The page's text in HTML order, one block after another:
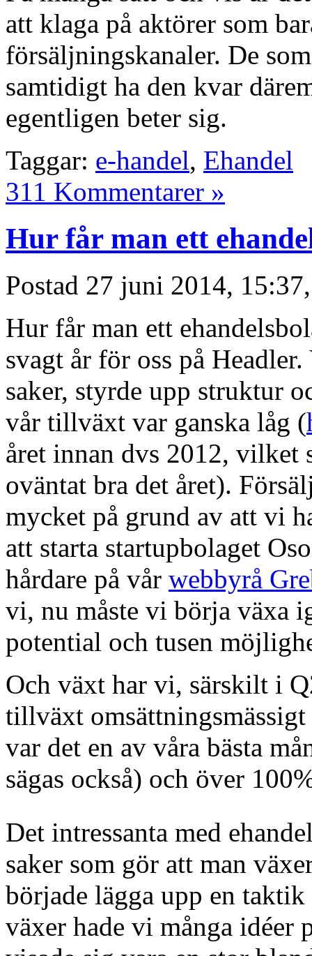
att klaga på aktörer som
försäljningskanaler. De
samtidigt ha den kvar
egentligen beter sig.
Taggar: e-handel, Ehandel
311 Kommentarer »
Hur får man ett
Postad 27 juni 2014,
Hur får man ett
svagt år för oss på
saker, styrde upp struktur
vår tillväxt var ganska låg (
året innan dvs 2012, vilket
oväntat bra det året).
mycket på grund av att vi
att starta startupbolaget
hårdare på vår webbyrå
vi, nu måste vi börja växa
potential och tusen
Och växt har vi, särskilt i
tillväxt omsättningsmässigt
var det en av våra bästa
sägas också) och över
Det intressanta med
saker som gör att man
började lägga upp en
växer hade vi många idéer